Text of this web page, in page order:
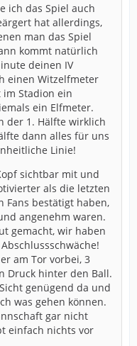
ich das Spiel auch
hat allerdings,
man das Spiel
kommt natürlich
deinen IV
einen Witzelfmeter
im Stadion ein
ein Elfmeter.
der 1. Hälfte wirklich
dann alles für uns
Linie!
sichtbar mit und
als die letzten
Fans bestätigt haben,
angenehm waren.
gemacht, wir haben
am Tor vorbei, 3
Druck hinter den Ball.
genügend da und
was gehen können.
gar nicht
einfach nichts vor